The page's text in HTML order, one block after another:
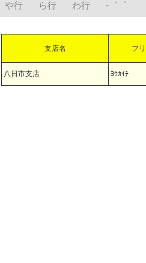
や行
ら行 わ行 -゛゜
支店名 フ
八日市支店 ﾖｳｶｲﾁ